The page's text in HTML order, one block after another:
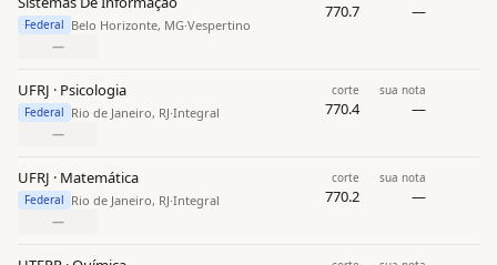
Federal Belo Horizonte, MG·Vespertino
770.7 —
—
UFRJ · Psicologia
Federal Rio de Janeiro, RJ·Integral
corte
770.4
sua nota
—
—
UFRJ · Matemática
Federal Rio de Janeiro, RJ·Integral
corte
770.2
sua nota
—
—